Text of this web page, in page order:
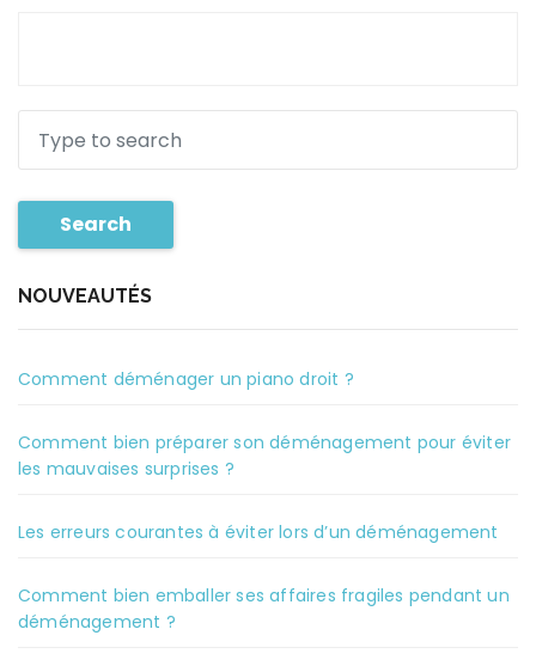
Search
NOUVEAUTÉS
Comment déménager un piano droit ?
Comment bien préparer son déménagement pour éviter
les mauvaises surprises ?
Les erreurs courantes à éviter lors d’un déménagement
Comment bien emballer ses affaires fragiles pendant un
déménagement ?